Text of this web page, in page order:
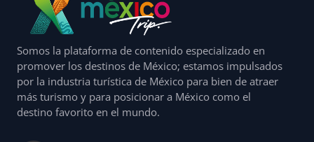
Somos la plataforma de contenido especializado en
promover los destinos de México; estamos impulsados
por la industria turística de México para bien de atraer
más turismo y para posicionar a México como el
destino favorito en el mundo.